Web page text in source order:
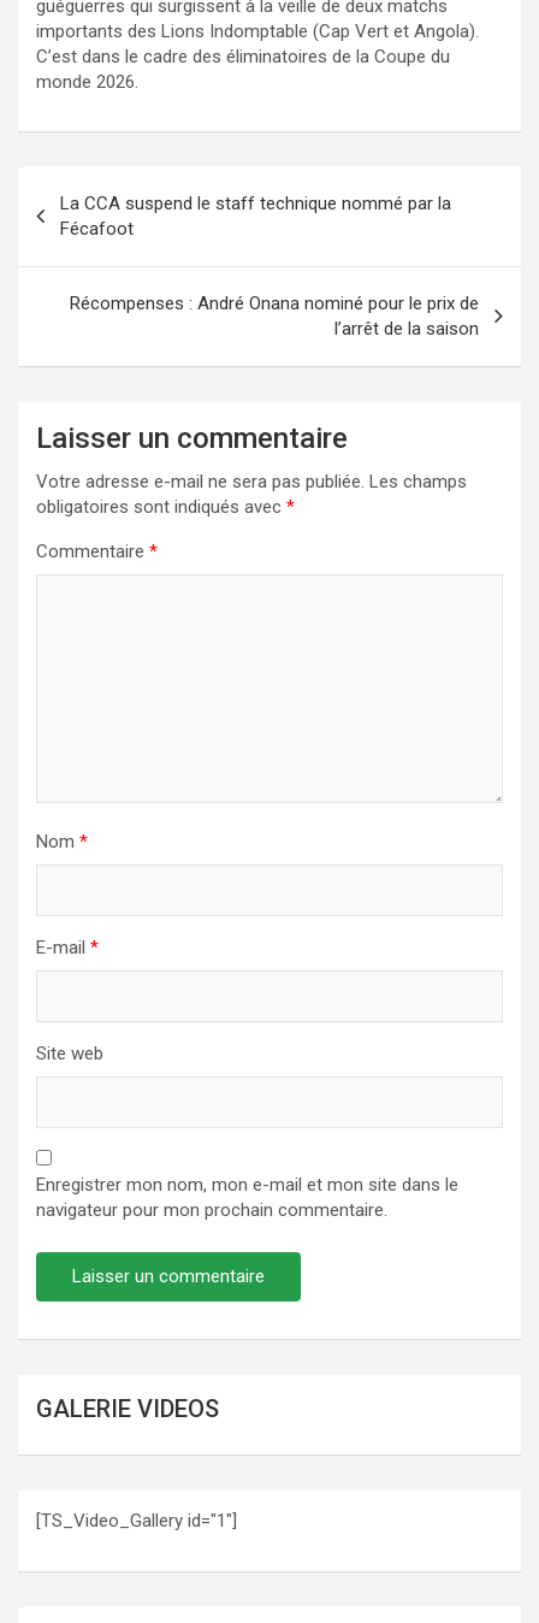
guéguerres qui surgissent à la veille de deux matchs
importants des Lions Indomptable (Cap Vert et Angola).
C’est dans le cadre des éliminatoires de la Coupe du
monde 2026.
de
l’article
La CCA suspend le staff technique nommé par la
Fécafoot
Récompenses : André Onana nominé pour le prix de
l’arrêt de la saison
Laisser un commentaire
Votre adresse e-mail ne sera pas publiée. Les champs
obligatoires sont indiqués avec *
Commentaire *
Nom *
E-mail *
Site web
Enregistrer mon nom, mon e-mail et mon site dans le
navigateur pour mon prochain commentaire.
GALERIE VIDEOS
[TS_Video_Gallery id="1"]